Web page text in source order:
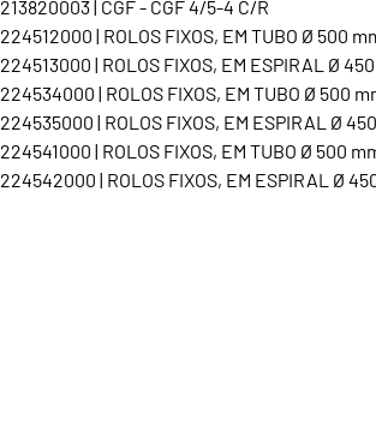
213820003 | CGF - CGF 4/5-4 C/R
224512000 | ROLOS FIXOS, EM TUBO Ø 500
224513000 | ROLOS FIXOS, EM ESPIRAL Ø
224534000 | ROLOS FIXOS, EM TUBO Ø 500
224535000 | ROLOS FIXOS, EM ESPIRAL Ø
224541000 | ROLOS FIXOS, EM TUBO Ø 500
224542000 | ROLOS FIXOS, EM ESPIRAL Ø